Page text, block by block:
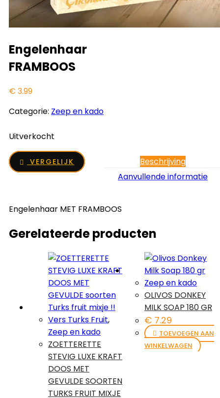
Engelenhaar
FRAMBOOS
€ 3.99
Categorie: Zeep en kado
Uitverkocht
VERGELIJK
Beschrijving
Aanvullende informatie
Engelenhaar MET FRAMBOOS
Gerelateerde producten
Vers Turks Fruit,
Zeep en kado
ZOETTERETTE
STEVIG LUXE KRAFT
DOOS MET
GEVULDE SOORTEN
TURKS FRUIT MIXJE
Zeep en kado
OLIVOS DONKEY
MILK SOAP 180 GR
€ 7.29
TOEVOEGEN AAN
WINKELWAGEN